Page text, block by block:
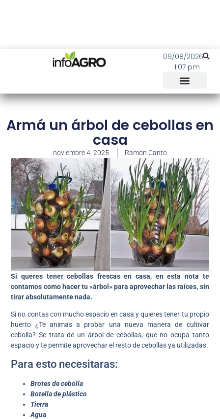
09/08/2026
1:07 pm
Armá un árbol de cebollas en
casa
noviembre 4, 2025 Ramón Canto
Si queres tener cebollas frescas en casa, en esta nota te
contamos como hacer tu «árbol» para aprovechar las raíces, sin
tirar absolutamente nada.
Si no contas con mucho espacio en casa y quieres tener tu propio
huerto ¿Te animas a probar una nueva manera de cultivar
cebolla? Se trata de un árbol de cebollas, que no ocupa tanto
espacio y te permite aprovechar el resto de cebollas ya utilizadas.
Para esto necesitaras:
Brotes de cebolla
Botella de plástico
Tierra
Agua